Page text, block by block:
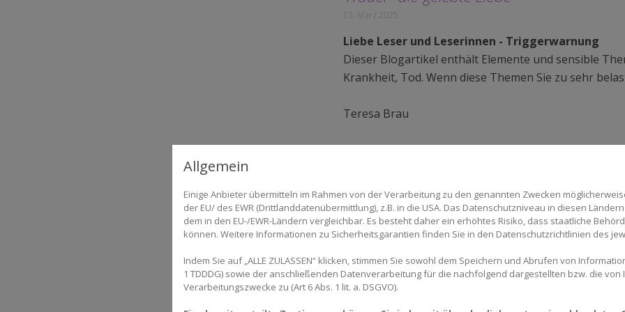
Liebe Leser und Leserinnen - Triggerwarnung
Dieser Blogartikel enthält Elemente und sensible
Krankheit, Tod. Wenn diese Themen Sie zu sehr
Teresa Brau
Trauer- die gelebte Liebe
Ich heiße Teresa Brau, bin 50 Jahre alt, verheiratet
ökonomisches Gymnasium absolviert und bin
Heilpraktikerin beschränkt auf das Gebiet der
Kindern. Ich verfüge über jahrelange Erfahrung in
beeinträchtigten Menschen.
In meinem Artikel geht es heute um das Thema
Allgemein
Einige Anbieter übermitteln im Rahmen von der Verarbeitung zu den genannten Zwecken
der EU/ des EWR (Drittlanddatenübermittlung), z.B. in die USA. Das Datenschutzniveau in diesen
dem in den EU-/EWR-Ländern vergleichbar. Es besteht daher ein erhöhtes Risiko, dass staatliche
können. Weitere Informationen zu Sicherheitsgarantien finden Sie in den Datenschutzrichtlinien des
Indem Sie auf „ALLE ZULASSEN“ klicken, stimmen Sie sowohl dem Speichern und Abrufen von
1 TDDDG) sowie der anschließenden Datenverarbeitung für die nachfolgend dargestellten bzw. die
Verarbeitungszwecke zu (Art 6 Abs. 1 lit. a. DSGVO).